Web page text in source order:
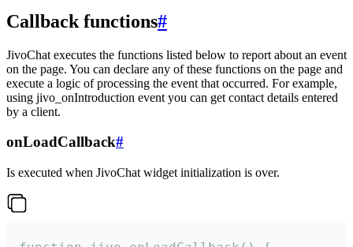
Callback functions#
JivoChat executes the functions listed below to report about an event
on the page. You can declare any of these functions on the page and
execute a logic of processing the event that occurred. For example,
using jivo_onIntroduction event you can get contact details entered
by a client.
onLoadCallback#
Is executed when JivoChat widget initialization is over.